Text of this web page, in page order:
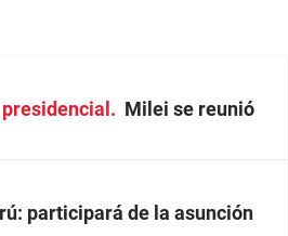
Milei se reunió
participará de la asunción